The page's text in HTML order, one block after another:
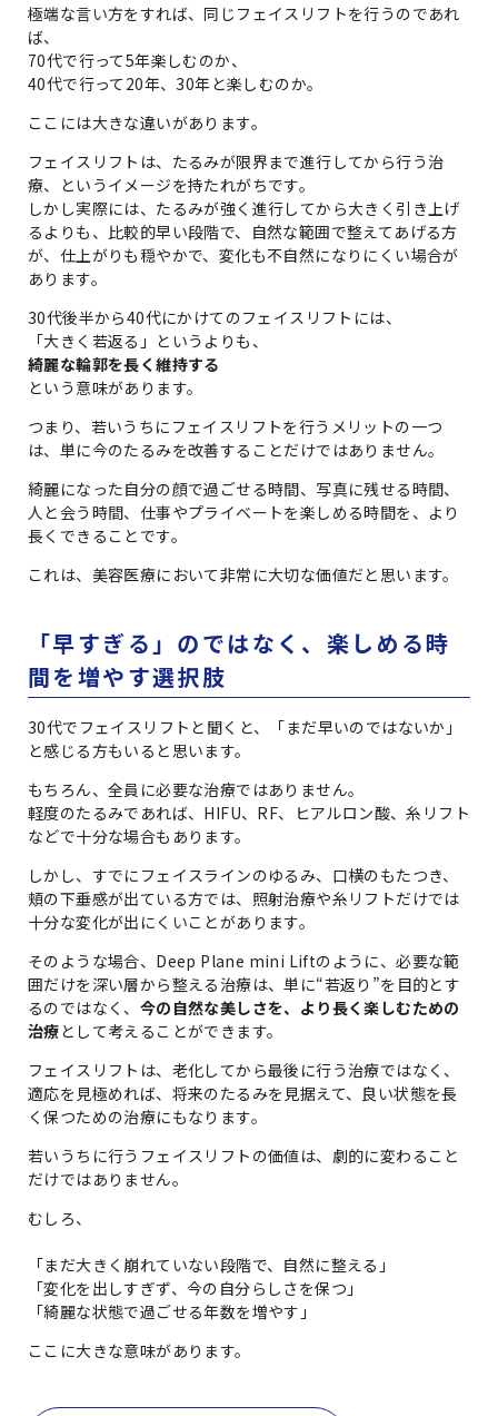
極端な言い方をすれば、同じフェイスリフトを行うのであれ
ば、
70代で行って5年楽しむのか、
40代で行って20年、30年と楽しむのか。
ここには大きな違いがあります。
フェイスリフトは、たるみが限界まで進行してから行う治
療、というイメージを持たれがちです。
しかし実際には、たるみが強く進行してから大きく引き上げ
るよりも、比較的早い段階で、自然な範囲で整えてあげる方
が、仕上がりも穏やかで、変化も不自然になりにくい場合が
あります。
30代後半から40代にかけてのフェイスリフトには、
「大きく若返る」というよりも、
綺麗な輪郭を長く維持する
という意味があります。
つまり、若いうちにフェイスリフトを行うメリットの一つ
は、単に今のたるみを改善することだけではありません。
綺麗になった自分の顔で過ごせる時間、写真に残せる時間、
人と会う時間、仕事やプライベートを楽しめる時間を、より
長くできることです。
これは、美容医療において非常に大切な価値だと思います。
「早すぎる」のではなく、楽しめる時
間を増やす選択肢
30代でフェイスリフトと聞くと、「まだ早いのではないか」
と感じる方もいると思います。
もちろん、全員に必要な治療ではありません。
軽度のたるみであれば、HIFU、RF、ヒアルロン酸、糸リフト
などで十分な場合もあります。
しかし、すでにフェイスラインのゆるみ、口横のもたつき、
頬の下垂感が出ている方では、照射治療や糸リフトだけでは
十分な変化が出にくいことがあります。
そのような場合、Deep Plane mini Liftのように、必要な範
囲だけを深い層から整える治療は、単に“若返り”を目的とす
るのではなく、 今の自然な美しさを、より長く楽しむための
治療として考えることができます。
フェイスリフトは、老化してから最後に行う治療ではなく、
適応を見極めれば、将来のたるみを見据えて、良い状態を長
く保つための治療にもなります。
若いうちに行うフェイスリフトの価値は、劇的に変わること
だけではありません。
むしろ、
「まだ大きく崩れていない段階で、自然に整える」
「変化を出しすぎず、今の自分らしさを保つ」
「綺麗な状態で過ごせる年数を増やす」
ここに大きな意味があります。